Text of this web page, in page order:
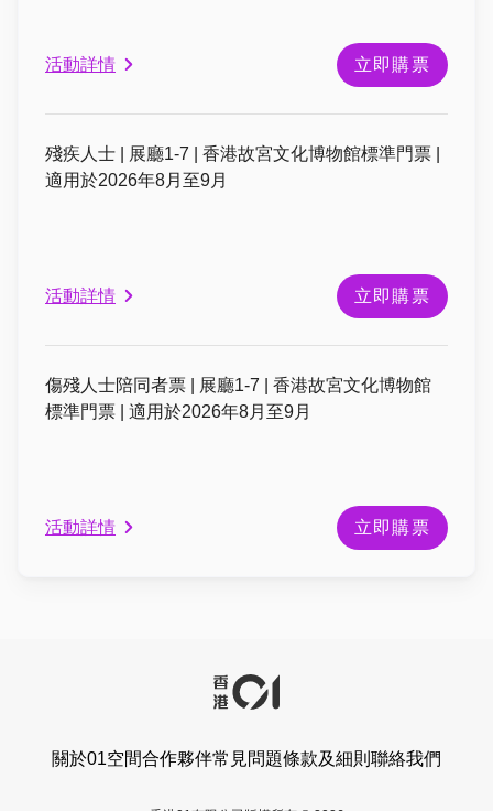
活動詳情 立即購票
殘疾人士 | 展廳1-7 | 香港故宮文化博物館標準門票 |
適用於2026年8月至9月
活動詳情 立即購票
傷殘人士陪同者票 | 展廳1-7 | 香港故宮文化博物館
標準門票 | 適用於2026年8月至9月
活動詳情 立即購票
關於01空間合作夥伴常見問題條款及細則 聯絡我們